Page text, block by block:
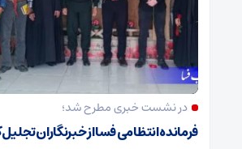
در نشست خبری مطرح شد؛
فرمانده انتظامی فسا از خبرنگاران